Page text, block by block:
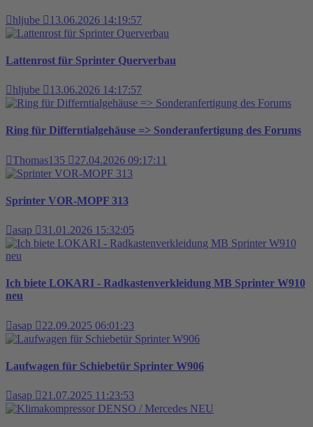
hljube 13.06.2026 14:19:57
Lattenrost für Sprinter Querverbau
hljube 13.06.2026 14:17:57
Ring für Differntialgehäuse => Sonderanfertigung des Forums
Thomas135 27.04.2026 09:17:11
Sprinter VOR-MOPF 313
asap 31.01.2026 15:32:05
Ich biete LOKARI - Radkastenverkleidung MB Sprinter W910
neu
asap 22.09.2025 06:01:23
Laufwagen für Schiebetür Sprinter W906
asap 21.07.2025 11:23:53